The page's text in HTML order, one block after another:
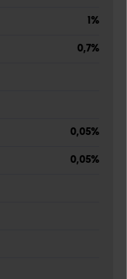
1%
0,7%
0,05%
0,05%